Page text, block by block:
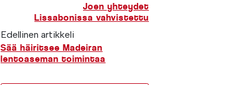
Joen yhteydet
Lissabonissa vahvistettu
Edellinen artikkeli
Sää häiritsee Madeiran
lentoaseman toimintaa